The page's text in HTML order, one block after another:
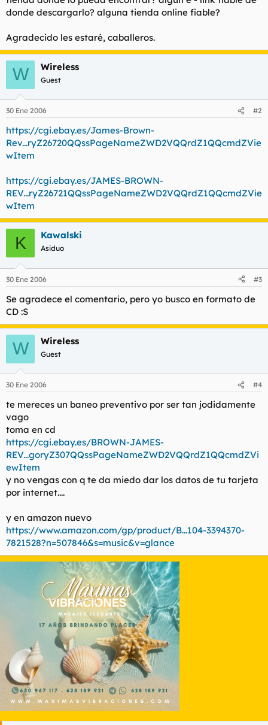
donde descargarlo? alguna tienda online fiable?
Agradecido les estaré, caballeros.
W Wireless
Guest
30 Ene 2006 #2
https://cgi.ebay.es/James-Brown-
Rev...ryZ26720QQssPageNameZWD2VQQrdZ1QQcmdZVie
wItem
https://cgi.ebay.es/JAMES-BROWN-
REV...ryZ26721QQssPageNameZWD2VQQrdZ1QQcmdZVie
wItem
K Kawalski
Asiduo
30 Ene 2006 #3
Se agradece el comentario, pero yo busco en formato de
CD :S
W Wireless
Guest
30 Ene 2006 #4
te mereces un baneo preventivo por ser tan jodidamente
vago
toma en cd
https://cgi.ebay.es/BROWN-JAMES-
REV...goryZ307QQssPageNameZWD2VQQrdZ1QQcmdZVi
ewItem
y no vengas con q te da miedo dar los datos de tu tarjeta
por internet....
y en amazon nuevo
https://www.amazon.com/gp/product/B...104-3394370-
7821528?n=507846&s=music&v=glance